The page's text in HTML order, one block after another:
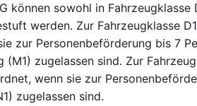
können sowohl in Fahrzeugklasse
werden. Zur Fahrzeugklasse
zur Personenbeförderung bis 7
(M1) zugelassen sind. Zur
wenn sie zur
zugelassen sind.